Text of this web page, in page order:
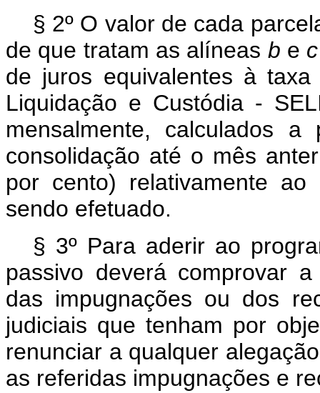
§ 2º O valor de cada
de que tratam as alíneas b e
de juros equivalentes à
Liquidação e Custódia -
mensalmente, calculados
consolidação até o mês
por cento) relativamente
sendo efetuado.
§ 3º Para aderir ao
passivo deverá comprovar
das impugnações ou dos
judiciais que tenham por
renunciar a qualquer
as referidas impugnações e